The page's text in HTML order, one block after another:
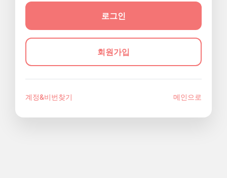
회원가입
계정&비번찾기 메인으로